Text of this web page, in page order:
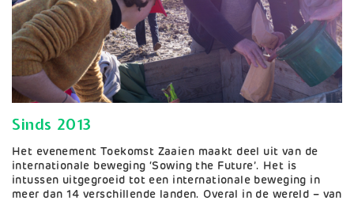
Sinds 2013
Het evenement Toekomst Zaaien maakt deel uit van de
internationale beweging ‘Sowing the Future’. Het is
intussen uitgegroeid tot een internationale beweging in
meer dan 14 verschillende landen. Overal in de wereld – van